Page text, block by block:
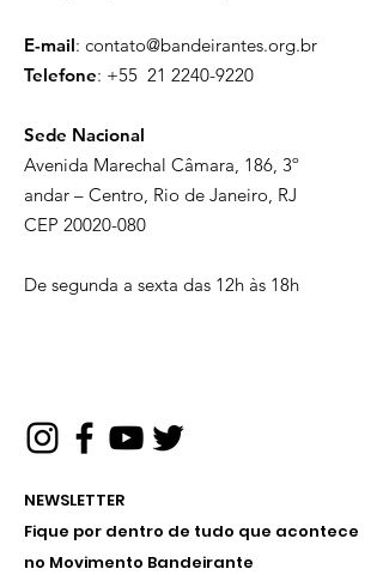
E-mail: contato@bandeirantes.org.br
Telefone: +55 21 2240-9220
Sede Nacional
Avenida Marechal Câmara, 186, 3º
andar – Centro, Rio de Janeiro, RJ
CEP 20020-080
De segunda a sexta das 12h às 18h
NEWSLETTER
Fique por dentro de tudo que acontece
no Movimento Bandeirante